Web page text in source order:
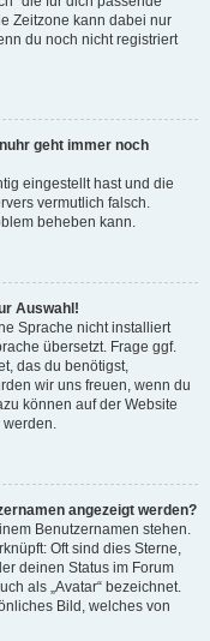
Zeitzone kann dabei nur
du noch nicht registriert
geht immer noch
eingestellt hast und die
vermutlich falsch.
beheben kann.
Auswahl!
Sprache nicht installiert
übersetzt. Frage ggf.
das du benötigst,
wir uns freuen, wenn du
können auf der Website
werden.
angezeigt werden?
Benutzernamen stehen.
Oft sind dies Sterne,
deinen Status im Forum
als „Avatar“ bezeichnet.
Bild, welches von